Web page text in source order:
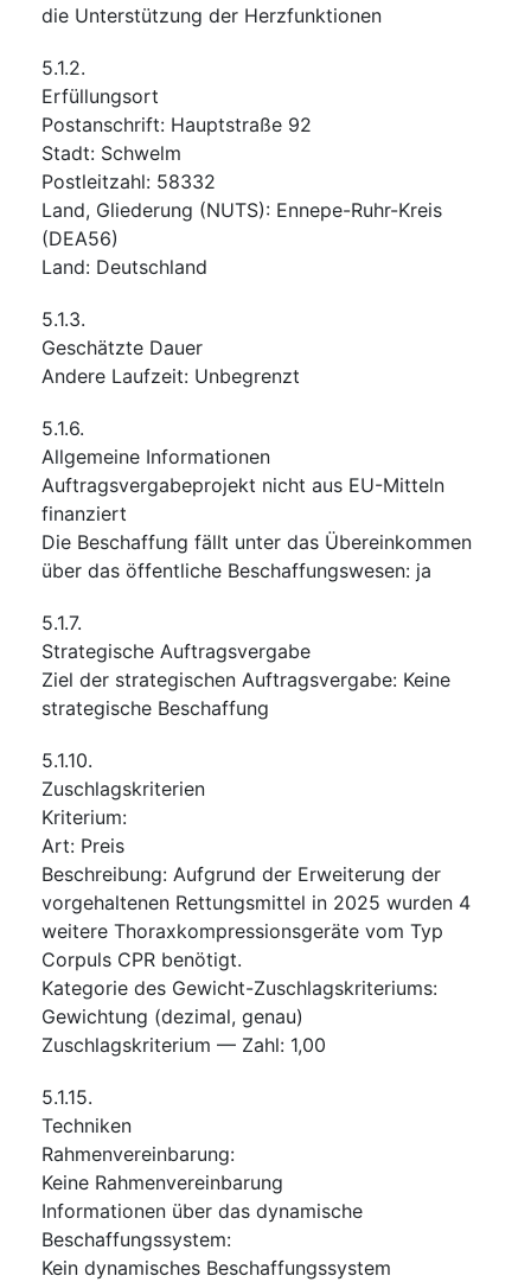
die Unterstützung der Herzfunktionen
5.1.2.
Erfüllungsort
Postanschrift: Hauptstraße 92
Stadt: Schwelm
Postleitzahl: 58332
Land, Gliederung (NUTS): Ennepe-Ruhr-Kreis
(DEA56)
Land: Deutschland
5.1.3.
Geschätzte Dauer
Andere Laufzeit: Unbegrenzt
5.1.6.
Allgemeine Informationen
Auftragsvergabeprojekt nicht aus EU-Mitteln
finanziert
Die Beschaffung fällt unter das Übereinkommen
über das öffentliche Beschaffungswesen: ja
5.1.7.
Strategische Auftragsvergabe
Ziel der strategischen Auftragsvergabe: Keine
strategische Beschaffung
5.1.10.
Zuschlagskriterien
Kriterium:
Art: Preis
Beschreibung: Aufgrund der Erweiterung der
vorgehaltenen Rettungsmittel in 2025 wurden 4
weitere Thoraxkompressionsgeräte vom Typ
Corpuls CPR benötigt.
Kategorie des Gewicht-Zuschlagskriteriums:
Gewichtung (dezimal, genau)
Zuschlagskriterium — Zahl: 1,00
5.1.15.
Techniken
Rahmenvereinbarung:
Keine Rahmenvereinbarung
Informationen über das dynamische
Beschaffungssystem:
Kein dynamisches Beschaffungssystem